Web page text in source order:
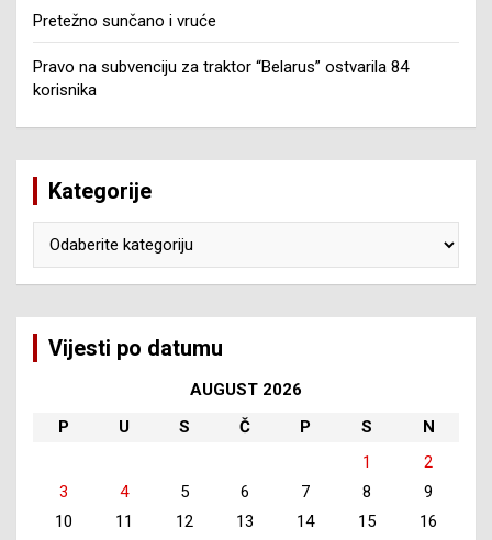
Pretežno sunčano i vruće
Pravo na subvenciju za traktor “Belarus” ostvarila 84
korisnika
Kategorije
Vijesti po datumu
AUGUST 2026
P
U S Č P S
N
1
2
3
4 5 6 7 8
9
10
11 12 13 14 15
16